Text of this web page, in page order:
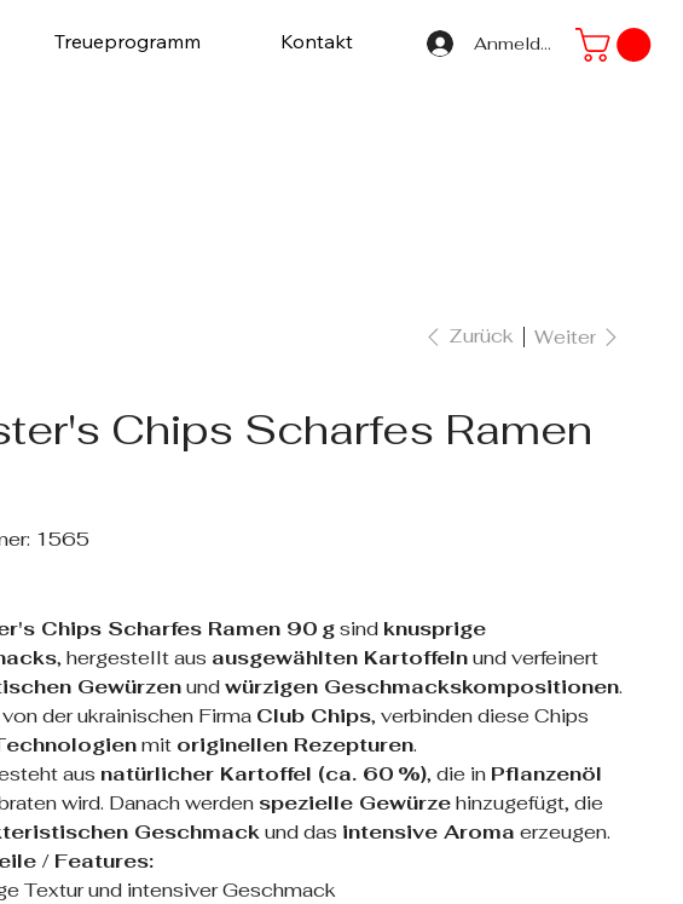
Anmelden
Treueprogramm Kontakt
Zurück Weiter
Chips Scharfes Ramen
Artikelnummer:
1565
1565
Chips Scharfes Ramen 90 gsind knusprige
, hergestellt aus ausgewählten Kartoffelnund verfeinert
Gewürzenundwürzigen Geschmackskompositionen.
der ukrainischen Firma Club Chips, verbinden diese Chips
mit originellen Rezepturen.
aus natürlicher Kartoffel (ca. 60 %), die in Pflanzenöl
wird. Danach werden spezielle Gewürzehinzugefügt, die
Geschmackund das intensive Aroma erzeugen.
/ Features:
Textur und intensiver Geschmack